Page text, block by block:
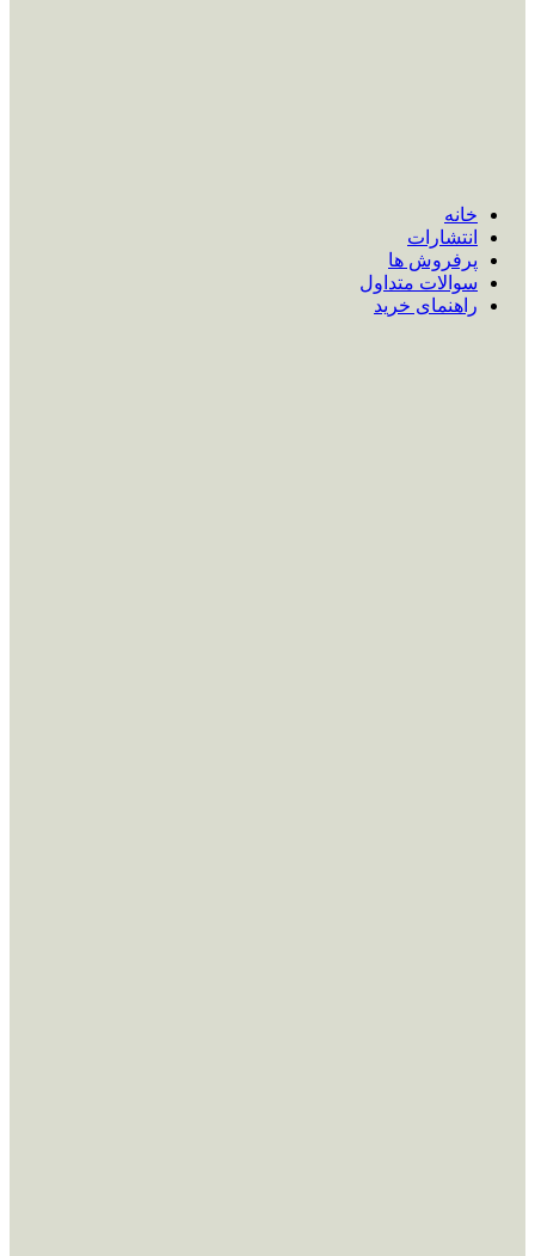
خانه
انتشارات
پرفروش ها
سوالات متداول
راهنمای خرید